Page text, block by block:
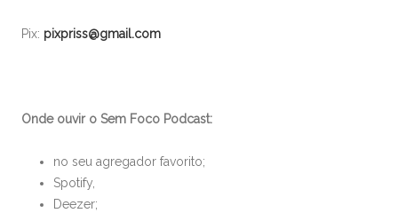
Pix: pixpriss@gmail.com
Onde ouvir o Sem Foco Podcast:
no seu agregador favorito;
Spotify,
Deezer;